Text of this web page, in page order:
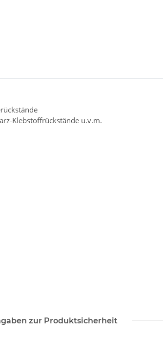
Klebstoffrückstände u.v.m.
zur Produktsicherheit